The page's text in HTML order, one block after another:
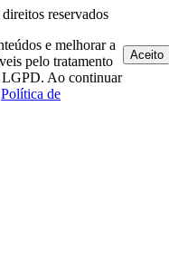
reservados
e melhorar a
pelo tratamento
LGPD. Ao continuar
Política de
Aceito